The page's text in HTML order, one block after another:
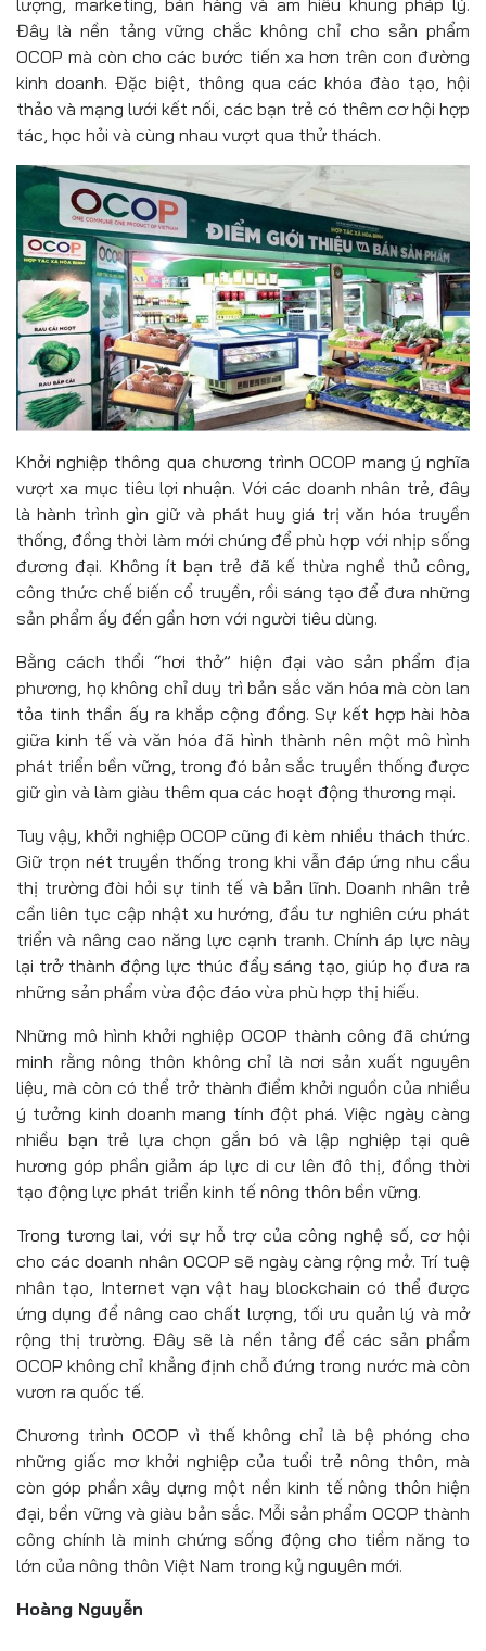
lượng, marketing, bán hàng và am hiểu khung pháp lý.
Đây là nền tảng vững chắc không chỉ cho sản phẩm
OCOP mà còn cho các bước tiến xa hơn trên con đường
kinh doanh. Đặc biệt, thông qua các khóa đào tạo, hội
thảo và mạng lưới kết nối, các bạn trẻ có thêm cơ hội hợp
tác, học hỏi và cùng nhau vượt qua thử thách.
Khởi nghiệp thông qua chương trình OCOP mang ý nghĩa
vượt xa mục tiêu lợi nhuận. Với các doanh nhân trẻ, đây
là hành trình gìn giữ và phát huy giá trị văn hóa truyền
thống, đồng thời làm mới chúng để phù hợp với nhịp sống
đương đại. Không ít bạn trẻ đã kế thừa nghề thủ công,
công thức chế biến cổ truyền, rồi sáng tạo để đưa những
sản phẩm ấy đến gần hơn với người tiêu dùng.
Bằng cách thổi “hơi thở” hiện đại vào sản phẩm địa
phương, họ không chỉ duy trì bản sắc văn hóa mà còn lan
tỏa tinh thần ấy ra khắp cộng đồng. Sự kết hợp hài hòa
giữa kinh tế và văn hóa đã hình thành nên một mô hình
phát triển bền vững, trong đó bản sắc truyền thống được
giữ gìn và làm giàu thêm qua các hoạt động thương mại.
Tuy vậy, khởi nghiệp OCOP cũng đi kèm nhiều thách thức.
Giữ trọn nét truyền thống trong khi vẫn đáp ứng nhu cầu
thị trường đòi hỏi sự tinh tế và bản lĩnh. Doanh nhân trẻ
cần liên tục cập nhật xu hướng, đầu tư nghiên cứu phát
triển và nâng cao năng lực cạnh tranh. Chính áp lực này
lại trở thành động lực thúc đẩy sáng tạo, giúp họ đưa ra
những sản phẩm vừa độc đáo vừa phù hợp thị hiếu.
Những mô hình khởi nghiệp OCOP thành công đã chứng
minh rằng nông thôn không chỉ là nơi sản xuất nguyên
liệu, mà còn có thể trở thành điểm khởi nguồn của nhiều
ý tưởng kinh doanh mang tính đột phá. Việc ngày càng
nhiều bạn trẻ lựa chọn gắn bó và lập nghiệp tại quê
hương góp phần giảm áp lực di cư lên đô thị, đồng thời
tạo động lực phát triển kinh tế nông thôn bền vững.
Trong tương lai, với sự hỗ trợ của công nghệ số, cơ hội
cho các doanh nhân OCOP sẽ ngày càng rộng mở. Trí tuệ
nhân tạo, Internet vạn vật hay blockchain có thể được
ứng dụng để nâng cao chất lượng, tối ưu quản lý và mở
rộng thị trường. Đây sẽ là nền tảng để các sản phẩm
OCOP không chỉ khẳng định chỗ đứng trong nước mà còn
vươn ra quốc tế.
Chương trình OCOP vì thế không chỉ là bệ phóng cho
những giấc mơ khởi nghiệp của tuổi trẻ nông thôn, mà
còn góp phần xây dựng một nền kinh tế nông thôn hiện
đại, bền vững và giàu bản sắc. Mỗi sản phẩm OCOP thành
công chính là minh chứng sống động cho tiềm năng to
lớn của nông thôn Việt Nam trong kỷ nguyên mới.
Hoàng Nguyễn